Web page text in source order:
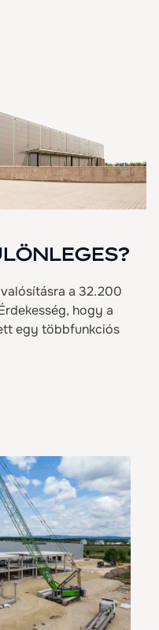
a 32.200
hogy a
egy többfunkciós